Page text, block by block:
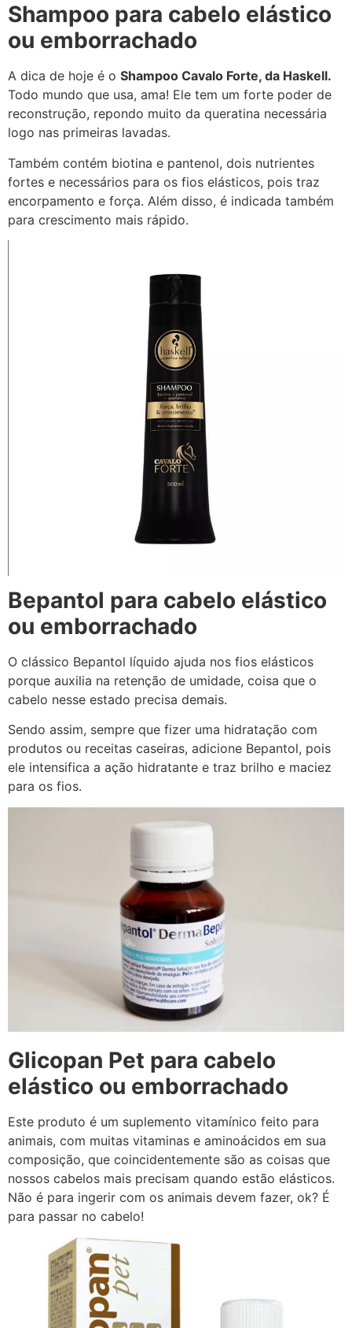
Shampoo para cabelo elástico
ou emborrachado
A dica de hoje é o Shampoo Cavalo Forte, da Haskell.
Todo mundo que usa, ama! Ele tem um forte poder de
reconstrução, repondo muito da queratina necessária
logo nas primeiras lavadas.
Também contém biotina e pantenol, dois nutrientes
fortes e necessários para os fios elásticos, pois traz
encorpamento e força. Além disso, é indicada também
para crescimento mais rápido.
Bepantol para cabelo elástico
ou emborrachado
O clássico Bepantol líquido ajuda nos fios elásticos
porque auxilia na retenção de umidade, coisa que o
cabelo nesse estado precisa demais.
Sendo assim, sempre que fizer uma hidratação com
produtos ou receitas caseiras, adicione Bepantol, pois
ele intensifica a ação hidratante e traz brilho e maciez
para os fios.
Glicopan Pet para cabelo
elástico ou emborrachado
Este produto é um suplemento vitamínico feito para
animais, com muitas vitaminas e aminoácidos em sua
composição, que coincidentemente são as coisas que
nossos cabelos mais precisam quando estão elásticos.
Não é para ingerir com os animais devem fazer, ok? É
para passar no cabelo!